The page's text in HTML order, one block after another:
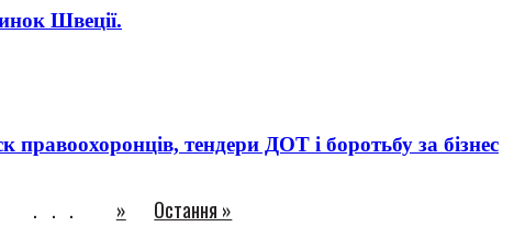
Швеції.
тендери ДОТ і боротьбу за бізнес
... » Остання »